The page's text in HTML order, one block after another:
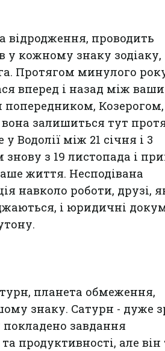
відродження, проводить
у кожному знаку зодіаку,
Протягом минулого
вперед і назад між
Козерогом,
вона залишиться тут
у Водолії між 21 січня і 3
знову з 19 листопада і
життя. Несподівана
навколо роботи, друзі,
і юридичні
планета обмеження,
знаку. Сатурн - дуже
завдання
продуктивності, але